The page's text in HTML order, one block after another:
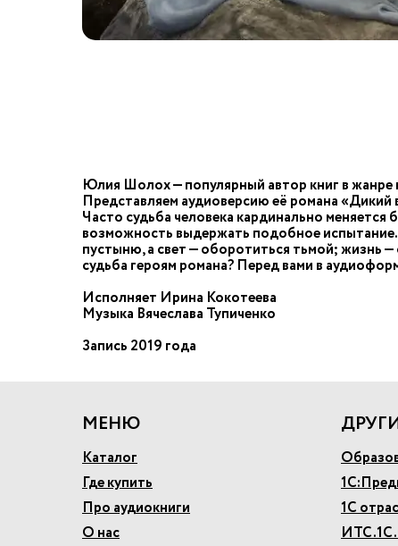
Юлия Шолох — популярный автор книг в жанре
Представляем аудиоверсию её романа «Дикий
Часто судьба человека кардинально меняется
возможность выдержать подобное
пустыню, а свет — оборотиться тьмой; жизнь
судьба героям романа? Перед вами в
Исполняет Ирина Кокотеева
Музыка Вячеслава Тупиченко
Запись 2019 года
МЕНЮ
Каталог
Где купить
Про аудиокниги
О нас
1С